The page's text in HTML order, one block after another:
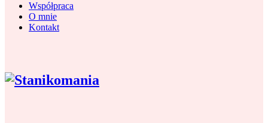
Współpraca
O mnie
Kontakt